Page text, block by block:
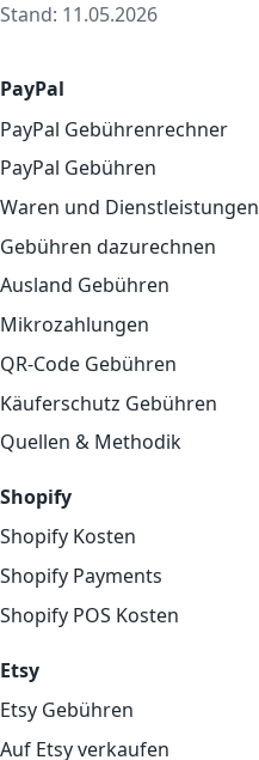
Stand: 11.05.2026
PayPal
PayPal Gebührenrechner
PayPal Gebühren
Waren und Dienstleistungen
Gebühren dazurechnen
Ausland Gebühren
Mikrozahlungen
QR-Code Gebühren
Käuferschutz Gebühren
Quellen & Methodik
Shopify
Shopify Kosten
Shopify Payments
Shopify POS Kosten
Etsy
Etsy Gebühren
Auf Etsy verkaufen